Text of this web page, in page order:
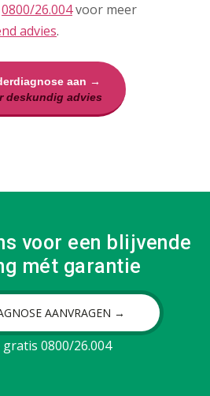
0800/26.004voor meer
advies.
aan →
deskundig advies
voor een blijvende
mét garantie
AANVRAGEN →
0800/26.004